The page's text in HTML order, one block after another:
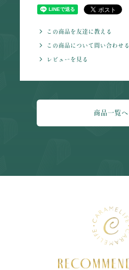
この商品を友達に教える
この商品について問い合わせる
レビューを見る
商品一覧へ